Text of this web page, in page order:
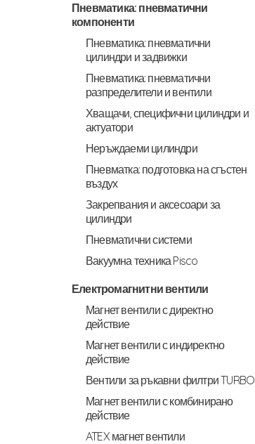
Пневматика: пневматични
компоненти
Пневматика: пневматични
цилиндри и задвижки
Пневматика: пневматични
разпределители и вентили
Хващачи, специфични цилиндри и
актуатори
Неръждаеми цилиндри
Пневматка: подготовка на сгъстен
въздух
Закрепвания и аксесоари за
цилиндри
Пневматични системи
Вакуумна техника Pisco
Електромагнитни вентили
Магнет вентили с директно
действие
Магнет вентили с индиректно
действие
Вентили за ръкавни филтри TURBO
Магнет вентили с комбинирано
действие
ATEX магнет вентили